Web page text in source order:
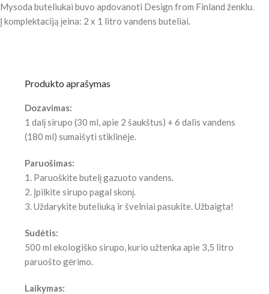
Mysoda buteliukai buvo apdovanoti Design from Finland ženklu.
Į komplektaciją įeina: 2 x 1 litro vandens buteliai.
Produkto aprašymas
Dozavimas:
1 dalį sirupo (30 ml, apie 2 šaukštus) + 6 dalis vandens
(180 ml) sumaišyti stiklinėje.
Paruošimas:
1. Paruoškite butelį gazuoto vandens.
2. Įpilkite sirupo pagal skonį.
3. Uždarykite buteliuką ir švelniai pasukite. Užbaigta!
Sudėtis:
500 ml ekologiško sirupo, kurio užtenka apie 3,5 litro
paruošto gėrimo.
Laikymas: